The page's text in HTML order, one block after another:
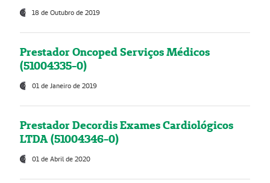
18 de Outubro de 2019
Prestador Oncoped Serviços Médicos
(51004335-0)
01 de Janeiro de 2019
Prestador Decordis Exames Cardiológicos
LTDA (51004346-0)
01 de Abril de 2020